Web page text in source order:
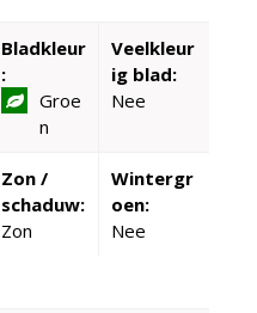
Bladkleur
:
Groe
n
Veelkleur
ig blad:
Nee
Zon /
schaduw:
Zon
Wintergr
oen:
Nee